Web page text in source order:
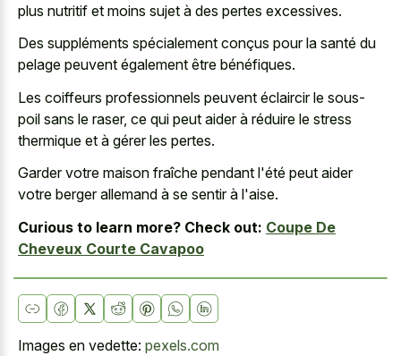
plus nutritif et moins sujet à des pertes excessives.
Des suppléments spécialement conçus pour la santé du
pelage peuvent également être bénéfiques.
Les coiffeurs professionnels peuvent éclaircir le sous-
poil sans le raser, ce qui peut aider à réduire le stress
thermique et à gérer les pertes.
Garder votre maison fraîche pendant l'été peut aider
votre berger allemand à se sentir à l'aise.
Curious to learn more? Check out: Coupe De
Cheveux Courte Cavapoo
Images en vedette: pexels.com